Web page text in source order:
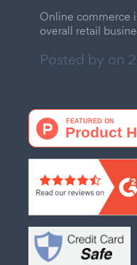
Online commerce
overall retail
Posted by on